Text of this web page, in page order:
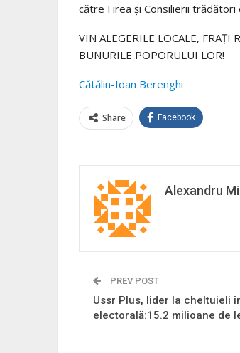
către Firea și Consilierii trădători
VIN ALEGERILE LOCALE, FRAȚI
BUNURILE POPORULUI LOR!
Cătălin-Ioan Berenghi
Share Facebook
Alexandru
PREV POST
Ussr Plus, lider la cheltuieli
electorală:15.2 milioane de